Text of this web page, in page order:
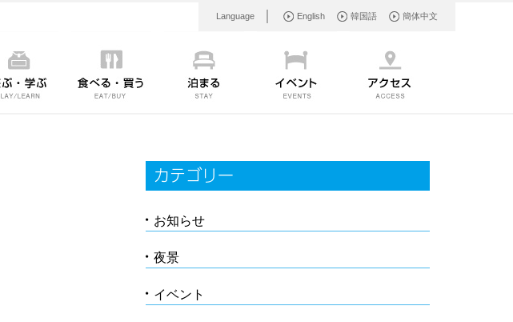
Language English 韓国語 簡体中文
カテゴリー
お知らせ
夜景
イベント